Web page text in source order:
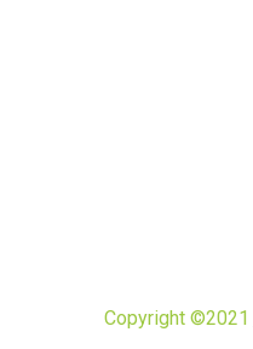
Copyright ©2021